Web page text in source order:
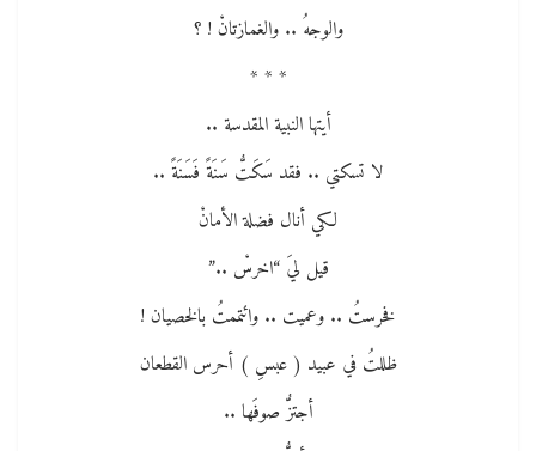
والوجهُ .. والغمازتانْ ! ؟
* * *
أيتها النبية المقدسة ..
لا تسكتي .. فقد سَكَتُّ سَنَةً فَسَنَةً ..
لكي أنال فضلة الأمانْ
قيل ليَ “اخرسْ ..”
فخرستُ .. وعميت .. وائتممتُ بالخصيان !
ظللتُ في عبيد ( عبسِ ) أحرس القطعان
أجتزُّ صوفَها ..